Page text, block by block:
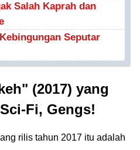
Salah Kaprah dan
Seputar
(2017) yang
Fi, Gengs!
rilis tahun 2017 itu adalah